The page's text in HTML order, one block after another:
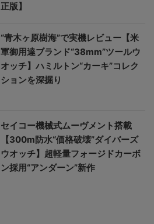
正版】
“青木ヶ原樹海”で実機レビュー【米
軍御用達ブランド“38mm”ツールウ
オッチ】ハミルトン“カーキ”コレク
ションを深掘り
セイコー機械式ムーヴメント搭載
【300m防水“価格破壊”ダイバーズ
ウオッチ】超軽量フォージドカーボ
ン採用“アンダーン”新作